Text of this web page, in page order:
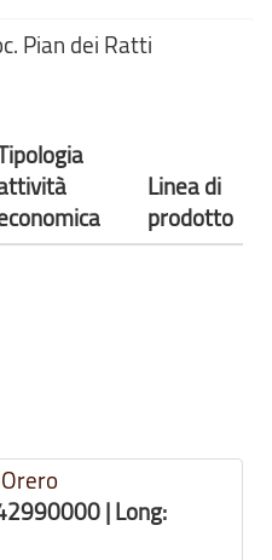
Pian dei Ratti
Linea di
prodotto
Orero
| Long: